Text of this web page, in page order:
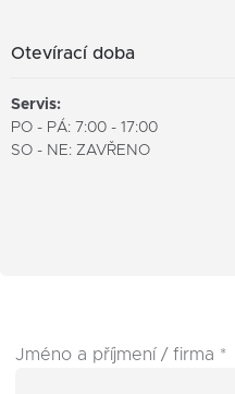
Otevírací doba
Servis:
PO - PÁ: 7:00 - 17:00
SO - NE: ZAVŘENO
Jméno a příjmení / firma *